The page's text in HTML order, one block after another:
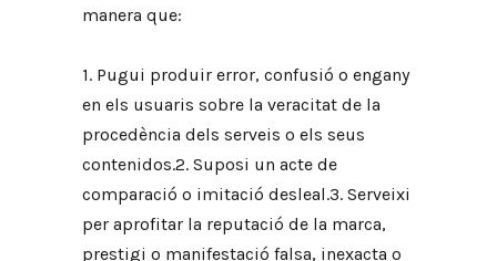
manera que:
1. Pugui produir error, confusió o engany
en els usuaris sobre la veracitat de la
procedència dels serveis o els seus
contenidos.2. Suposi un acte de
comparació o imitació desleal.3. Serveixi
per aprofitar la reputació de la marca,
prestigi o manifestació falsa, inexacta o